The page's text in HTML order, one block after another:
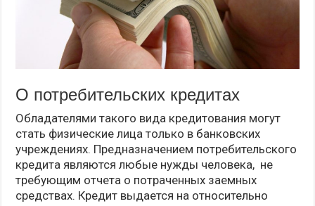
О потребительских кредитах
Обладателями такого вида кредитования могут
стать физические лица только в банковских
учреждениях. Предназначением потребительского
кредита являются любые нужды человека, не
требующим отчета о потраченных заемных
средствах. Кредит выдается на относительно